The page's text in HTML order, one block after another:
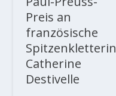
Preis an
französische
Spitzenkletterin
Catherine
Destivelle